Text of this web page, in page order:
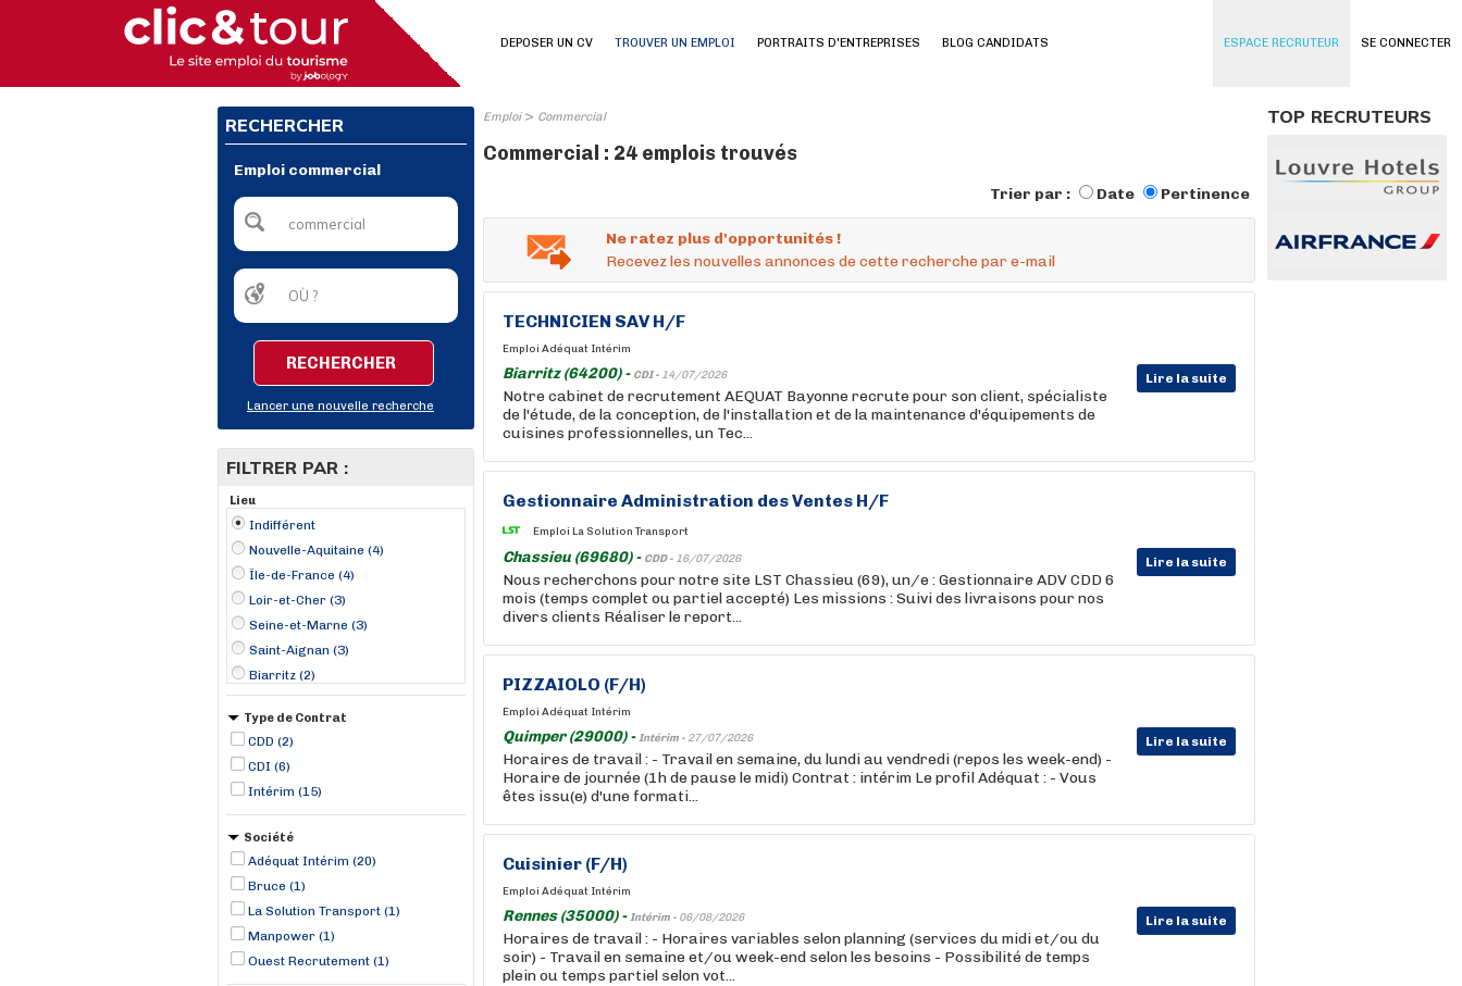
SE CONNECTER
DEPOSER UN CV TROUVER UN EMPLOI PORTRAITS D'ENTREPRISES BLOG CANDIDATS ESPACE RECRUTEUR
RECHERCHER
Emploi commercial
RECHERCHER
Lancer une nouvelle recherche
FILTRER PAR :
Lieu
Indifférent
Nouvelle-Aquitaine (4)
Île-de-France (4)
Loir-et-Cher (3)
Seine-et-Marne (3)
Saint-Aignan (3)
Biarritz (2)
Fontenay-Trésigny (2)
Annecy (1)
Brignais (1)
Casteljaloux (1)
Chassieu (1)
Type de Contrat
CDD (2)
CDI (6)
Intérim (15)
Société
Adéquat Intérim (20)
Bruce (1)
La Solution Transport (1)
Manpower (1)
Ouest Recrutement (1)
Emploi> Commercial
Commercial : 24 emplois trouvés
Trier par : Date Pertinence
Ne ratez plus d'opportunités !
Recevez les nouvelles annonces de cette recherche par e-mail
TECHNICIEN SAV H/F
Emploi Adéquat Intérim
Biarritz (64200) - CDI - 14/07/2026 Lire la suite
Notre cabinet de recrutement AEQUAT Bayonne recrute pour son client, spécialiste
de l'étude, de la conception, de l'installation et de la maintenance d'équipements de
cuisines professionnelles, un Tec...
Gestionnaire Administration des Ventes H/F
Emploi La Solution Transport
Chassieu (69680) - CDD - 16/07/2026 Lire la suite
Nous recherchons pour notre site LST Chassieu (69), un/e : Gestionnaire ADV CDD 6
mois (temps complet ou partiel accepté) Les missions : Suivi des livraisons pour nos
divers clients Réaliser le report...
PIZZAIOLO (F/H)
Emploi Adéquat Intérim
Quimper (29000) -Intérim - 27/07/2026 Lire la suite
Horaires de travail : - Travail en semaine, du lundi au vendredi (repos les week-end) -
Horaire de journée (1h de pause le midi) Contrat : intérim Le profil Adéquat : - Vous
êtes issu(e) d'une formati...
Cuisinier (F/H)
Emploi Adéquat Intérim
Rennes (35000) -Intérim - 06/08/2026 Lire la suite
Horaires de travail : - Horaires variables selon planning (services du midi et/ou du
soir) - Travail en semaine et/ou week-end selon les besoins - Possibilité de temps
plein ou temps partiel selon vot...
TOP RECRUTEURS